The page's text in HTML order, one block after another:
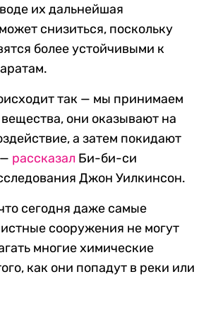
их дальнейшая
снизиться, поскольку
более устойчивыми к
так — мы принимаем
они оказывают на
а затем покидают
рассказал Би-би-си
Джон Уилкинсон.
сегодня даже самые
сооружения не могут
многие химические
как они попадут в реки или